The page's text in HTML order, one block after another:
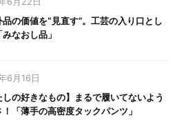
品の価値を‟見直す”。工芸の入り口とし
なおし品」
6月16日
しの好きなもの】まるで履いてないよう
「薄手の高密度タックパンツ」